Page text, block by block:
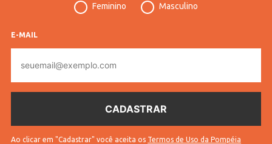
Feminino Masculino
E-MAIL
mail
Ao clicar em "Cadastrar" você aceita os Termos de Uso da Pompéia